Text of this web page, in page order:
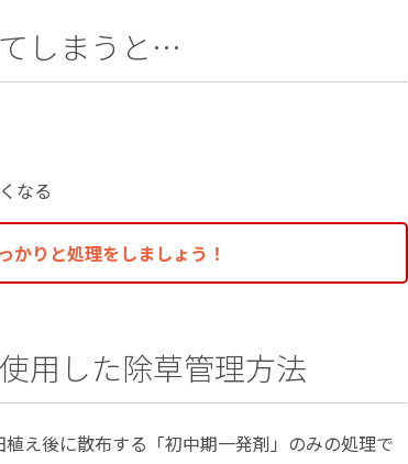
しまうと…
なる
かりと処理をしましょう！
用した除草管理方法
え後に散布する「初中期一発剤」のみの処理で